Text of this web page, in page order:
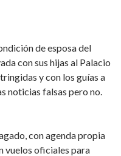
de esposa del
con sus hijas al Palacio
y con los guías a
noticias falsas pero no.
con agenda propia
vuelos oficiales para